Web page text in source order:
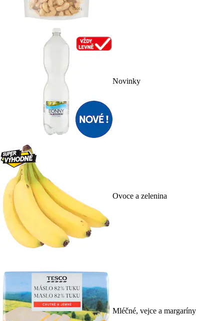
Novinky
Ovoce a zelenina
Mléčné, vejce a margaríny